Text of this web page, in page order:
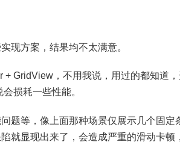
现方案，结果均不太满意。
GridView，不用我说，用过的都知道
损耗一些性能。
题等，像上面那种场景仅展示几个固定
就显现出来了，会造成严重的滑动卡顿